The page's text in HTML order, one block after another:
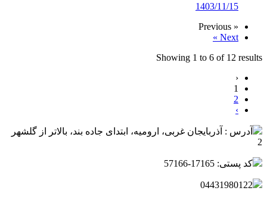
1403/11/15
« Previous
Next »
Showing 1 to 6 of 12 results
‹
1
2
›
آدرس : آذربایجان غربی، ارومیه، ابتدای جاده بند، بالاتر از گلشهر
2
کد پستی: 17165-57166
04431980122